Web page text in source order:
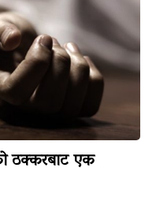
ठक्करबाट एक